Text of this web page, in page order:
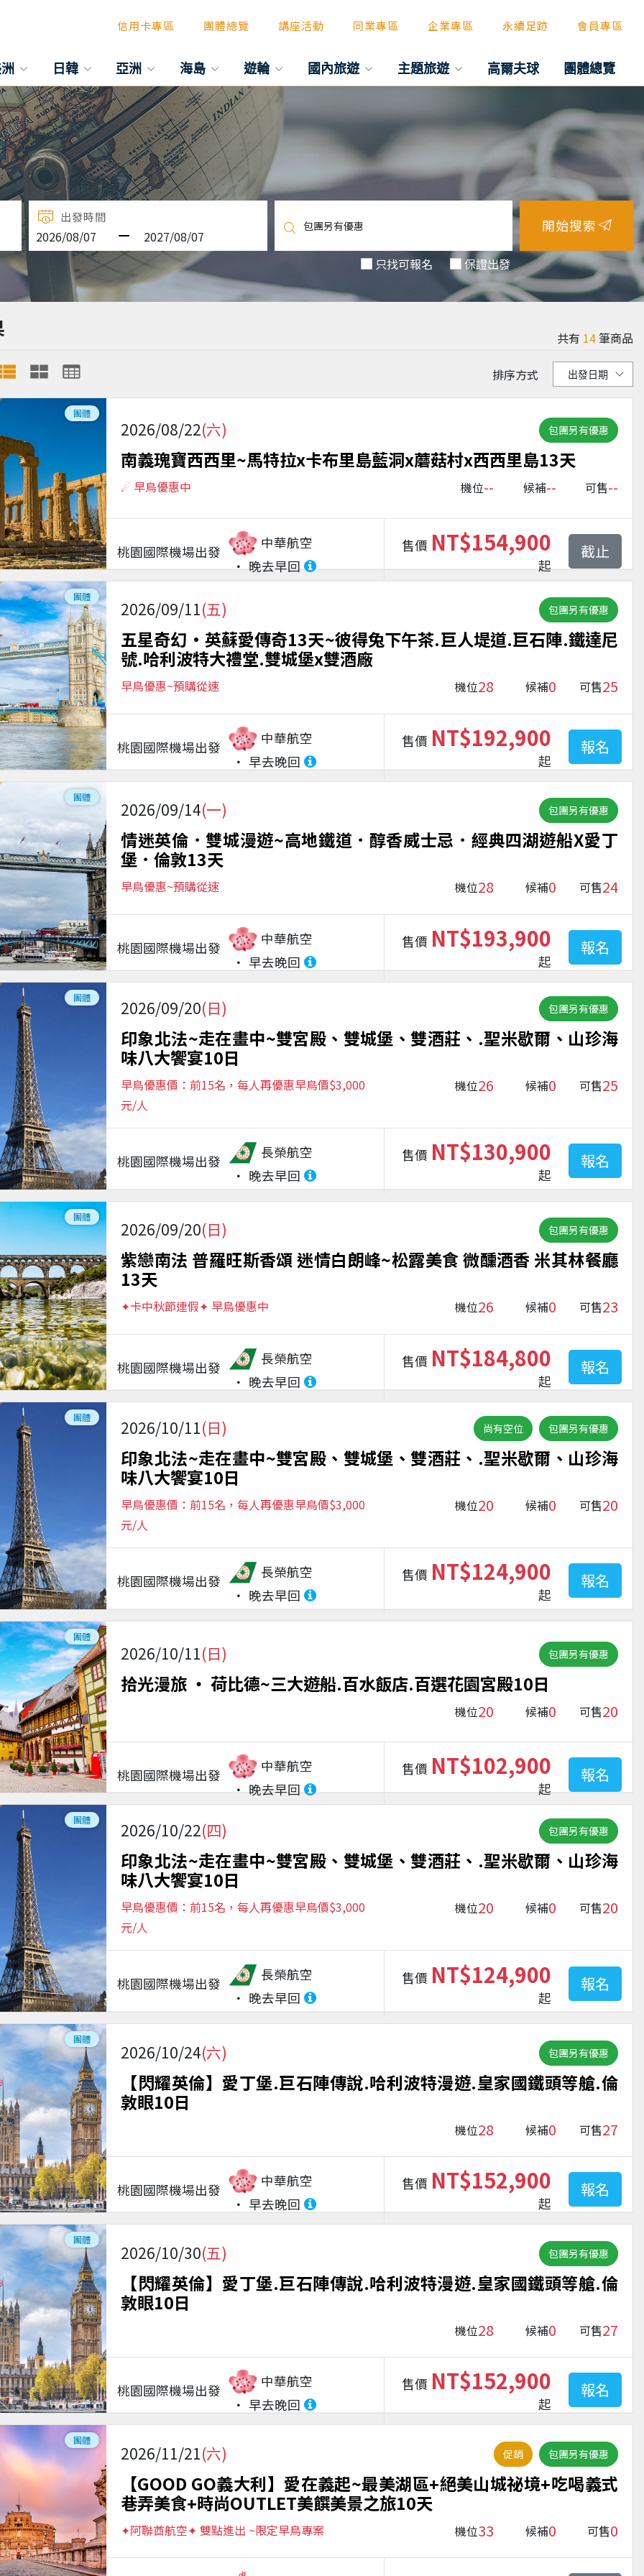
信用卡專區 團體總覽 講座活動 同業專區 企業專區 永續足跡 會員專區
日韓 亞洲 海島 遊輪 國內旅遊 主題旅遊 高爾夫球 團體總覽
出發時間
只找可報名 保證出發
開始搜索
共有 14筆商品
排序方式
團體
2026/08/22(六) 包團另有優惠
南義瑰寶西西里~馬特拉x卡布里島藍洞x蘑菇村x西西里島13天
☄︎ 早鳥優惠中 機位-- 候補-- 可售--
桃園國際機場出發
中華航空
晚去早回
售價 NT$154,900
起
截止
團體
2026/09/11(五) 包團另有優惠
五星奇幻·英蘇愛傳奇13天~彼得兔下午茶.巨人堤道.巨石陣.鐵達尼
號.哈利波特大禮堂.雙城堡x雙酒廠
早鳥優惠~預購從速 機位28 候補0 可售25
桃園國際機場出發
中華航空
早去晚回
售價 NT$192,900
起
報名
團體
2026/09/14(一) 包團另有優惠
情迷英倫．雙城漫遊~高地鐵道．醇香威士忌．經典四湖遊船X愛丁
堡．倫敦13天
早鳥優惠~預購從速 機位28 候補0 可售24
桃園國際機場出發
中華航空
早去晚回
售價 NT$193,900
起
報名
團體 2026/09/20(日) 包團另有優惠
印象北法~走在畫中~雙宮殿、雙城堡、雙酒莊、.聖米歇爾、山珍海
味八大饗宴10日
早鳥優惠價：前15名，每人再優惠早鳥價$3,000
元/人
機位26 候補0 可售25
桃園國際機場出發
長榮航空
晚去早回
售價 NT$130,900
起
報名
團體
2026/09/20(日) 包團另有優惠
紫戀南法 普羅旺斯香頌 迷情白朗峰~松露美食 微醺酒香 米其林餐廳
13天
✦卡中秋節連假✦ 早鳥優惠中 機位26 候補0 可售23
桃園國際機場出發
長榮航空
晚去早回
售價 NT$184,800
起
報名
團體 2026/10/11(日) 尚有空位 包團另有優惠
印象北法~走在畫中~雙宮殿、雙城堡、雙酒莊、.聖米歇爾、山珍海
味八大饗宴10日
早鳥優惠價：前15名，每人再優惠早鳥價$3,000
元/人
機位20 候補0 可售20
桃園國際機場出發
長榮航空
晚去早回
售價 NT$124,900
起
報名
團體
2026/10/11(日) 包團另有優惠
拾光漫旅 ‧ 荷比德~三大遊船.百水飯店.百選花園宮殿10日
機位20 候補0 可售20
桃園國際機場出發
中華航空
晚去早回
售價 NT$102,900
起
報名
團體 2026/10/22(四) 包團另有優惠
印象北法~走在畫中~雙宮殿、雙城堡、雙酒莊、.聖米歇爾、山珍海
味八大饗宴10日
早鳥優惠價：前15名，每人再優惠早鳥價$3,000
元/人
機位20 候補0 可售20
桃園國際機場出發
長榮航空
晚去早回
售價 NT$124,900
起
報名
團體
2026/10/24(六) 包團另有優惠
【閃耀英倫】愛丁堡.巨石陣傳說.哈利波特漫遊.皇家國鐵頭等艙.倫
敦眼10日
機位28 候補0 可售27
桃園國際機場出發
中華航空
早去晚回
售價 NT$152,900
起
報名
團體
2026/10/30(五) 包團另有優惠
【閃耀英倫】愛丁堡.巨石陣傳說.哈利波特漫遊.皇家國鐵頭等艙.倫
敦眼10日
機位28 候補0 可售27
桃園國際機場出發
中華航空
早去晚回
售價 NT$152,900
起
報名
團體
2026/11/21(六) 促銷 包團另有優惠
【GOOD GO義大利】愛在義起~最美湖區+絕美山城祕境+吃喝義式
巷弄美食+時尚OUTLET美饌美景之旅10天
✦阿聯酋航空✦ 雙點進出 ~限定早鳥專案 機位33 候補0 可售0